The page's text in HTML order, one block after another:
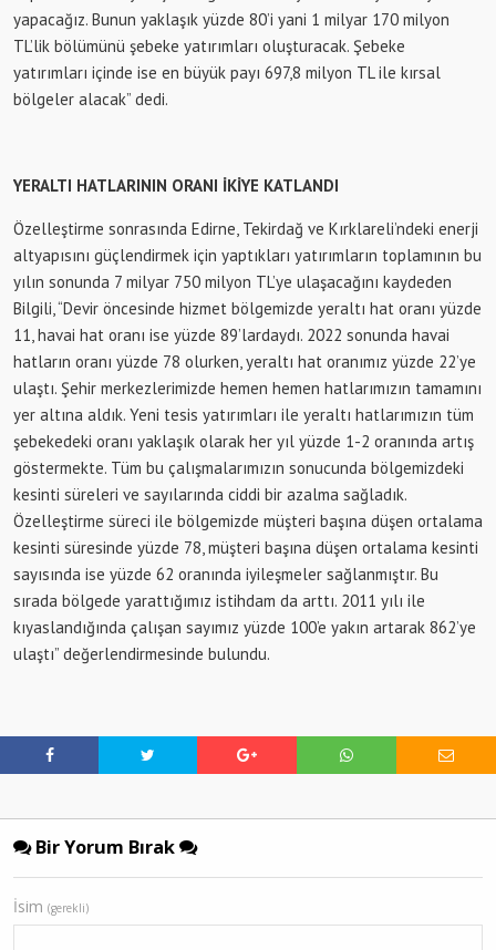
yapacağız. Bunun yaklaşık yüzde 80’i yani 1 milyar 170 milyon
TL’lik bölümünü şebeke yatırımları oluşturacak. Şebeke
yatırımları içinde ise en büyük payı 697,8 milyon TL ile kırsal
bölgeler alacak” dedi.
YERALTI HATLARININ ORANI İKİYE KATLANDI
Özelleştirme sonrasında Edirne, Tekirdağ ve Kırklareli’ndeki enerji
altyapısını güçlendirmek için yaptıkları yatırımların toplamının bu
yılın sonunda 7 milyar 750 milyon TL’ye ulaşacağını kaydeden
Bilgili, “Devir öncesinde hizmet bölgemizde yeraltı hat oranı yüzde
11, havai hat oranı ise yüzde 89’lardaydı. 2022 sonunda havai
hatların oranı yüzde 78 olurken, yeraltı hat oranımız yüzde 22’ye
ulaştı. Şehir merkezlerimizde hemen hemen hatlarımızın tamamını
yer altına aldık. Yeni tesis yatırımları ile yeraltı hatlarımızın tüm
şebekedeki oranı yaklaşık olarak her yıl yüzde 1-2 oranında artış
göstermekte. Tüm bu çalışmalarımızın sonucunda bölgemizdeki
kesinti süreleri ve sayılarında ciddi bir azalma sağladık.
Özelleştirme süreci ile bölgemizde müşteri başına düşen ortalama
kesinti süresinde yüzde 78, müşteri başına düşen ortalama kesinti
sayısında ise yüzde 62 oranında iyileşmeler sağlanmıştır. Bu
sırada bölgede yarattığımız istihdam da arttı. 2011 yılı ile
kıyaslandığında çalışan sayımız yüzde 100’e yakın artarak 862’ye
ulaştı” değerlendirmesinde bulundu.
Bir Yorum Bırak
İsim (gerekli)